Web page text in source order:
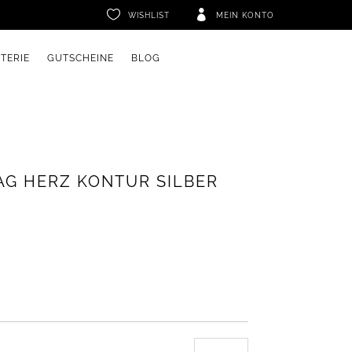
 WISHLIST  MEIN KONTO
GUTSCHEINE BLOG
HERZ KONTUR SILBER